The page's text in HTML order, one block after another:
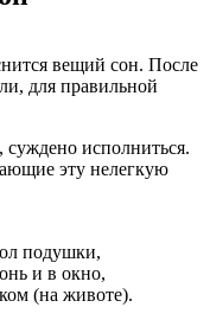
вещий сон. После
для правильной
исполниться.
эту нелегкую
подушки,
и в окно,
(на животе).